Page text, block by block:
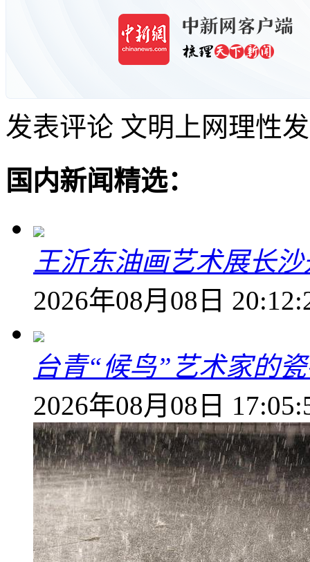
发表评论 文明上网理性
国内新闻精选：
王沂东油画艺术展长
2026年08月08日
台青“候鸟”艺术家的
2026年08月08日